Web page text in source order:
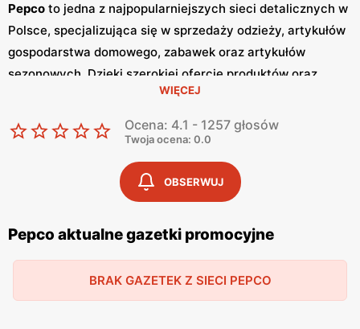
Pepco to jedna z najpopularniejszych sieci detalicznych w
Polsce, specjalizująca się w sprzedaży odzieży, artykułów
gospodarstwa domowego, zabawek oraz artykułów
sezonowych. Dzięki szerokiej ofercie produktów oraz
Pepcozdobyło zaufanie milionów
klientów w kraju. Główną zaletą tej sieci jest dbałość o
zapewnienieniskich cen, co sprawia, że zakupy w
są dostępne dla szerokiej grupy odbiorców. Jednym z
kluczowych elementów strategii marketingowej
regularnie wydawanegazetki promocyjne
publikowane co dwa tygodnie, a każda z nich zawiera
bogaty wybór produktów w obniżonych cenach. Dzięki
i okazjami, co pozwala im na planowanie
WIĘCEJ
Ocena: 4.1 - 1257 głosów
Twoja ocena: 0.0
OBSERWUJ
Pepco aktualne gazetki promocyjne
BRAK GAZETEK Z SIECI PEPCO